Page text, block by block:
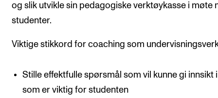
og slik utvikle sin pedagogiske verktøykasse i møte
studenter.
Viktige stikkord for coaching som
Stille effektfulle spørsmål som vil kunne gi innsikt
som er viktig for studenten